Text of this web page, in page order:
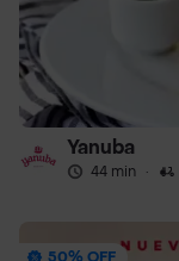
Yanuba
44 min ·